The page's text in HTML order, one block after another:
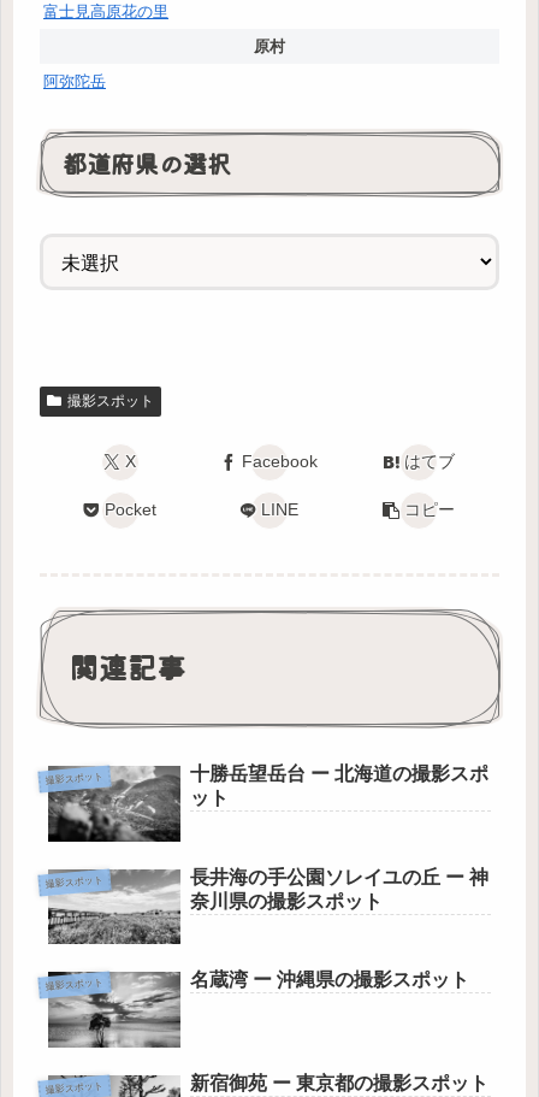
富士見高原花の里
原村
阿弥陀岳
都道府県の選択
撮影スポット
X Facebook はてブ
Pocket LINE コピー
関連記事
撮影スポット
十勝岳望岳台 ー 北海道の撮影スポ
ット
撮影スポット
長井海の手公園ソレイユの丘 ー 神
奈川県の撮影スポット
撮影スポット 名蔵湾 ー 沖縄県の撮影スポット
撮影スポット 新宿御苑 ー 東京都の撮影スポット